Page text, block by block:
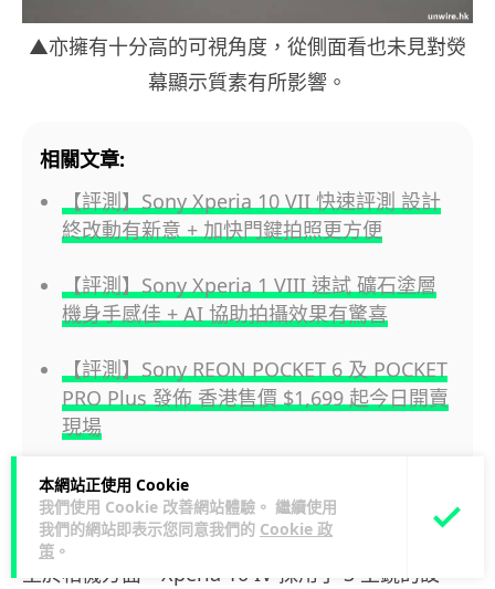
本網站正使用 Cookie
我們使用 Cookie 改善網站體驗。 繼續使用
我們的網站即表示您同意我們的 Cookie 政
策 。
▲亦擁有十分高的可視角度，從側面看也未見對熒
幕顯示質素有所影響。
相關文章:
【評測】Sony Xperia 10 VII 快速評測 設計
終改動有新意 + 加快門鍵拍照更方便
【評測】Sony Xperia 1 VIII 速試 礦石塗層
機身手感佳 + AI 協助拍攝效果有驚喜
【評測】Sony REON POCKET 6 及 POCKET
PRO Plus 發佈 香港售價 $1,699 起今日開賣
現場
相機表現不過不失夜景對焦較遜色
至於相機方面，Xperia 10 IV 採用了 3 主鏡的設